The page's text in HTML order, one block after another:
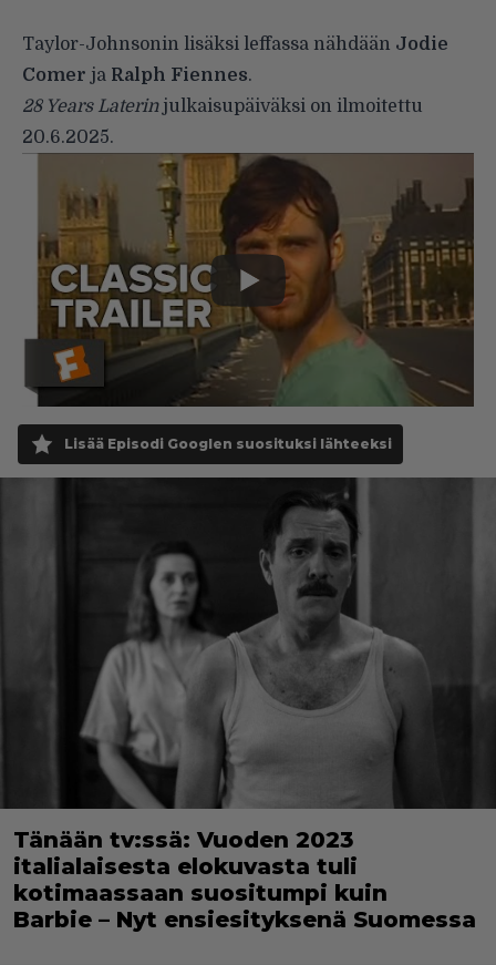
Taylor-Johnsonin lisäksi leffassa nähdään Jodie
Comer ja Ralph Fiennes.
28 Years Laterinjulkaisupäiväksi on ilmoitettu
20.6.2025.
Lisää Episodi Googlen suosituksi lähteeksi
Tänään tv:ssä: Vuoden 2023
italialaisesta elokuvasta tuli
kotimaassaan suositumpi kuin
Barbie – Nyt ensiesityksenä Suomessa